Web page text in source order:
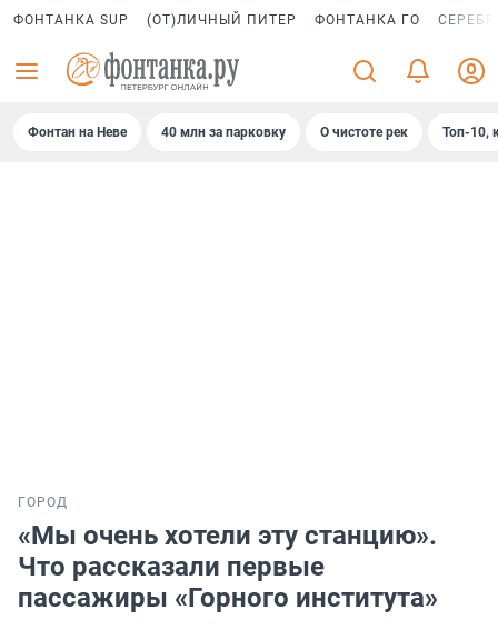
ФОНТАНКА SUP (ОТ)ЛИЧНЫЙ ПИТЕР ФОНТАНКА ГО
Фонтан на Неве 40 млн за парковку О чистоте рек Топ-10,
ГОРОД
«Мы очень хотели эту станцию».
Что рассказали первые
пассажиры «Горного института»